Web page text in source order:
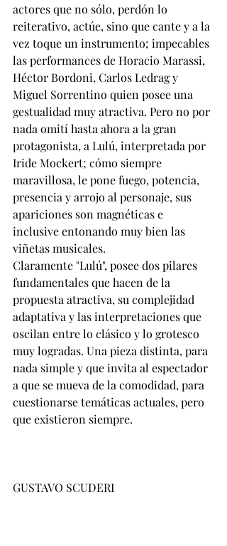
actores que no sólo, perdón lo
reiterativo, actúe, sino que cante y a la
vez toque un instrumento; impecables
las performances de Horacio Marassi,
Héctor Bordoni, Carlos Ledrag y
Miguel Sorrentino quien posee una
gestualidad muy atractiva. Pero no por
nada omití hasta ahora a la gran
protagonista, a Lulú, interpretada por
Iride Mockert; cómo siempre
maravillosa, le pone fuego, potencia,
presencia y arrojo al personaje, sus
apariciones son magnéticas e
inclusive entonando muy bien las
viñetas musicales.
Claramente "Lulú", posee dos pilares
fundamentales que hacen de la
propuesta atractiva, su complejidad
adaptativa y las interpretaciones que
oscilan entre lo clásico y lo grotesco
muy logradas. Una pieza distinta, para
nada simple y que invita al espectador
a que se mueva de la comodidad, para
cuestionarse temáticas actuales, pero
que existieron siempre.
GUSTAVO SCUDERI